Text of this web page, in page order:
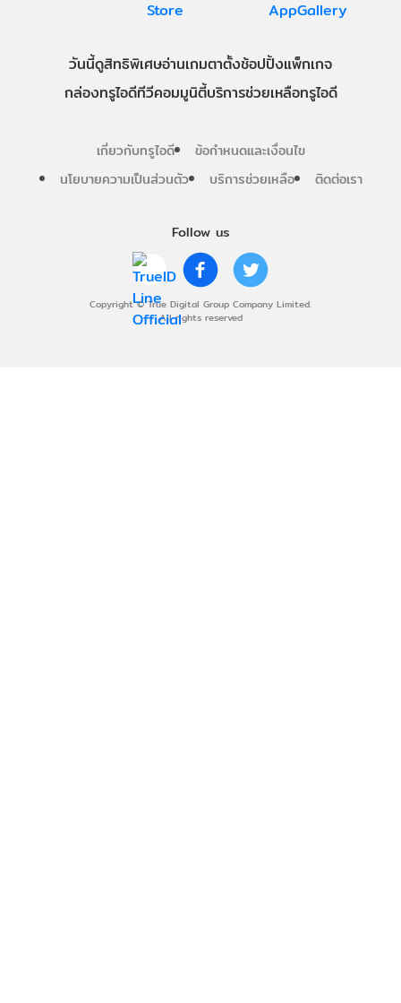
Follow us
Copyright © True Digital Group Company Limited.
All rights reserved
วันนี้ดูสิทธิพิเศษอ่านเกมตาตั้งช้อปปิ้งแพ็กเกจ
กล่องทรูไอดีทีวีคอมมูนิตี้บริการช่วยเหลือทรูไอดี
เกี่ยวกับทรูไอดี
ข้อกำหนดและเงื่อนไข
นโยบายความเป็นส่วนตัว
บริการช่วยเหลือ ติดต่อเรา